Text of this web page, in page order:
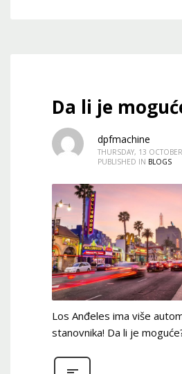
Da li je
dpfmachine
THURSDAY, 13
PUBLISHED IN BLOGS
Los Anđeles ima više
stanovnika! Da li je